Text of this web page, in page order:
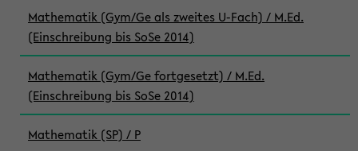
Mathematik (Gym/Ge als zweites U-Fach) / M.Ed.
(Einschreibung bis SoSe 2014)
Mathematik (Gym/Ge fortgesetzt) / M.Ed.
(Einschreibung bis SoSe 2014)
Mathematik (SP) / P